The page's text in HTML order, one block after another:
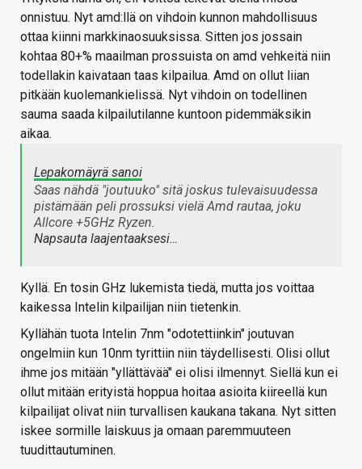
onnistuu. Nyt amd:llä on vihdoin kunnon mahdollisuus
ottaa kiinni markkinaosuuksissa. Sitten jos jossain
kohtaa 80+% maailman prossuista on amd vehkeitä niin
todellakin kaivataan taas kilpailua. Amd on ollut liian
pitkään kuolemankielissä. Nyt vihdoin on todellinen
sauma saada kilpailutilanne kuntoon pidemmäksikin
aikaa.
Lepakomäyrä sanoi
Saas nähdä "joutuuko" sitä joskus tulevaisuudessa
pistämään peli prossuksi vielä Amd rautaa, joku
Allcore +5GHz Ryzen.
Napsauta laajentaaksesi…
Kyllä. En tosin GHz lukemista tiedä, mutta jos voittaa
kaikessa Intelin kilpailijan niin tietenkin.
Kyllähän tuota Intelin 7nm "odotettiinkin" joutuvan
ongelmiin kun 10nm tyrittiin niin täydellisesti. Olisi ollut
ihme jos mitään "yllättävää" ei olisi ilmennyt. Siellä kun ei
ollut mitään erityistä hoppua hoitaa asioita kiireellä kun
kilpailijat olivat niin turvallisen kaukana takana. Nyt sitten
iskee sormille laiskuus ja omaan paremmuuteen
tuudittautuminen.